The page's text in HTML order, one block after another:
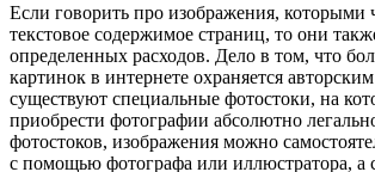
Если говорить про изображения, которыми
текстовое содержимое страниц, то они
определенных расходов. Дело в том, что
картинок в интернете охраняется
существуют специальные фотостоки, на
приобрести фотографии абсолютно
фотостоков, изображения можно
с помощью фотографа или иллюстратора, а